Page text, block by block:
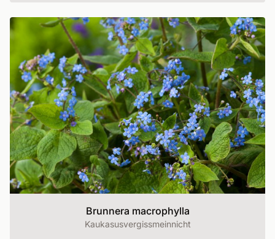
Brunnera macrophylla
Kaukasusvergissmeinnicht